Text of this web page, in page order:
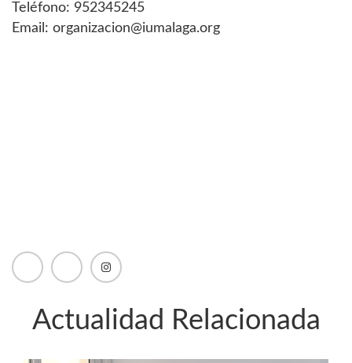
Teléfono: 952345245
Email: organizacion@iumalaga.org
Actualidad Relacionada